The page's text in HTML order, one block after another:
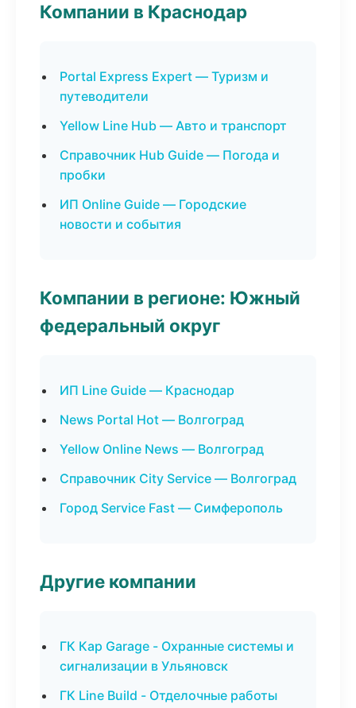
Компании в Краснодар
Portal Express Expert — Туризм и
путеводители
Yellow Line Hub — Авто и транспорт
Справочник Hub Guide — Погода и
пробки
ИП Online Guide — Городские
новости и события
Компании в регионе: Южный
федеральный округ
ИП Line Guide — Краснодар
News Portal Hot — Волгоград
Yellow Online News — Волгоград
Справочник City Service — Волгоград
Город Service Fast — Симферополь
Другие компании
ГК Кар Garage - Охранные системы и
сигнализации в Ульяновск
ГК Line Build - Отделочные работы